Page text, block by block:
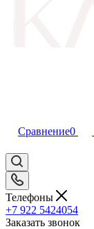
Сравнение0
Телефоны
+7 922 5424054
Заказать звонок